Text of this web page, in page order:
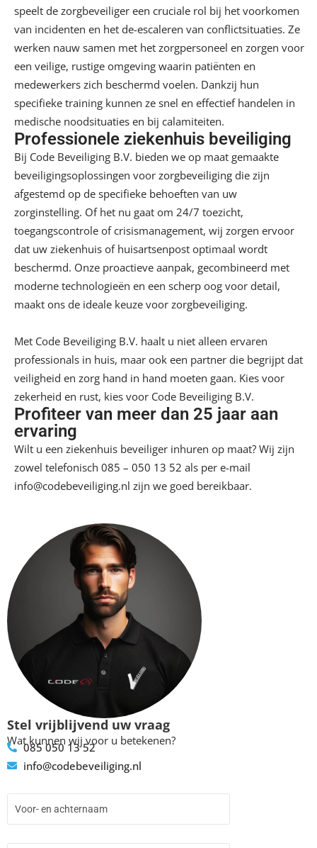
speelt de zorgbeveiliger een cruciale rol bij het voorkomen
van incidenten en het de-escaleren van conflictsituaties. Ze
werken nauw samen met het zorgpersoneel en zorgen voor
een veilige, rustige omgeving waarin patiënten en
medewerkers zich beschermd voelen. Dankzij hun
specifieke training kunnen ze snel en effectief handelen in
medische noodsituaties en bij calamiteiten.
Professionele ziekenhuis beveiliging
Bij Code Beveiliging B.V. bieden we op maat gemaakte
beveiligingsoplossingen voor zorgbeveiliging die zijn
afgestemd op de specifieke behoeften van uw
zorginstelling. Of het nu gaat om 24/7 toezicht,
toegangscontrole of crisismanagement, wij zorgen ervoor
dat uw ziekenhuis of huisartsenpost optimaal wordt
beschermd. Onze proactieve aanpak, gecombineerd met
moderne technologieën en een scherp oog voor detail,
maakt ons de ideale keuze voor zorgbeveiliging.
Met Code Beveiliging B.V. haalt u niet alleen ervaren
professionals in huis, maar ook een partner die begrijpt dat
veiligheid en zorg hand in hand moeten gaan. Kies voor
zekerheid en rust, kies voor Code Beveiliging B.V.
Profiteer van meer dan 25 jaar aan
ervaring
Wilt u een ziekenhuis beveiliger inhuren op maat? Wij zijn
zowel telefonisch 085 – 050 13 52 als per e-mail
info@codebeveiliging.nl zijn we goed bereikbaar.
Stel vrijblijvend uw vraag
Wat kunnen wij voor u betekenen?
085 050 13 52
info@codebeveiliging.nl